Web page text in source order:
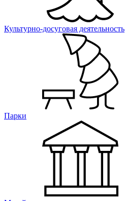
Культурно-досуговая деятельность
Парки